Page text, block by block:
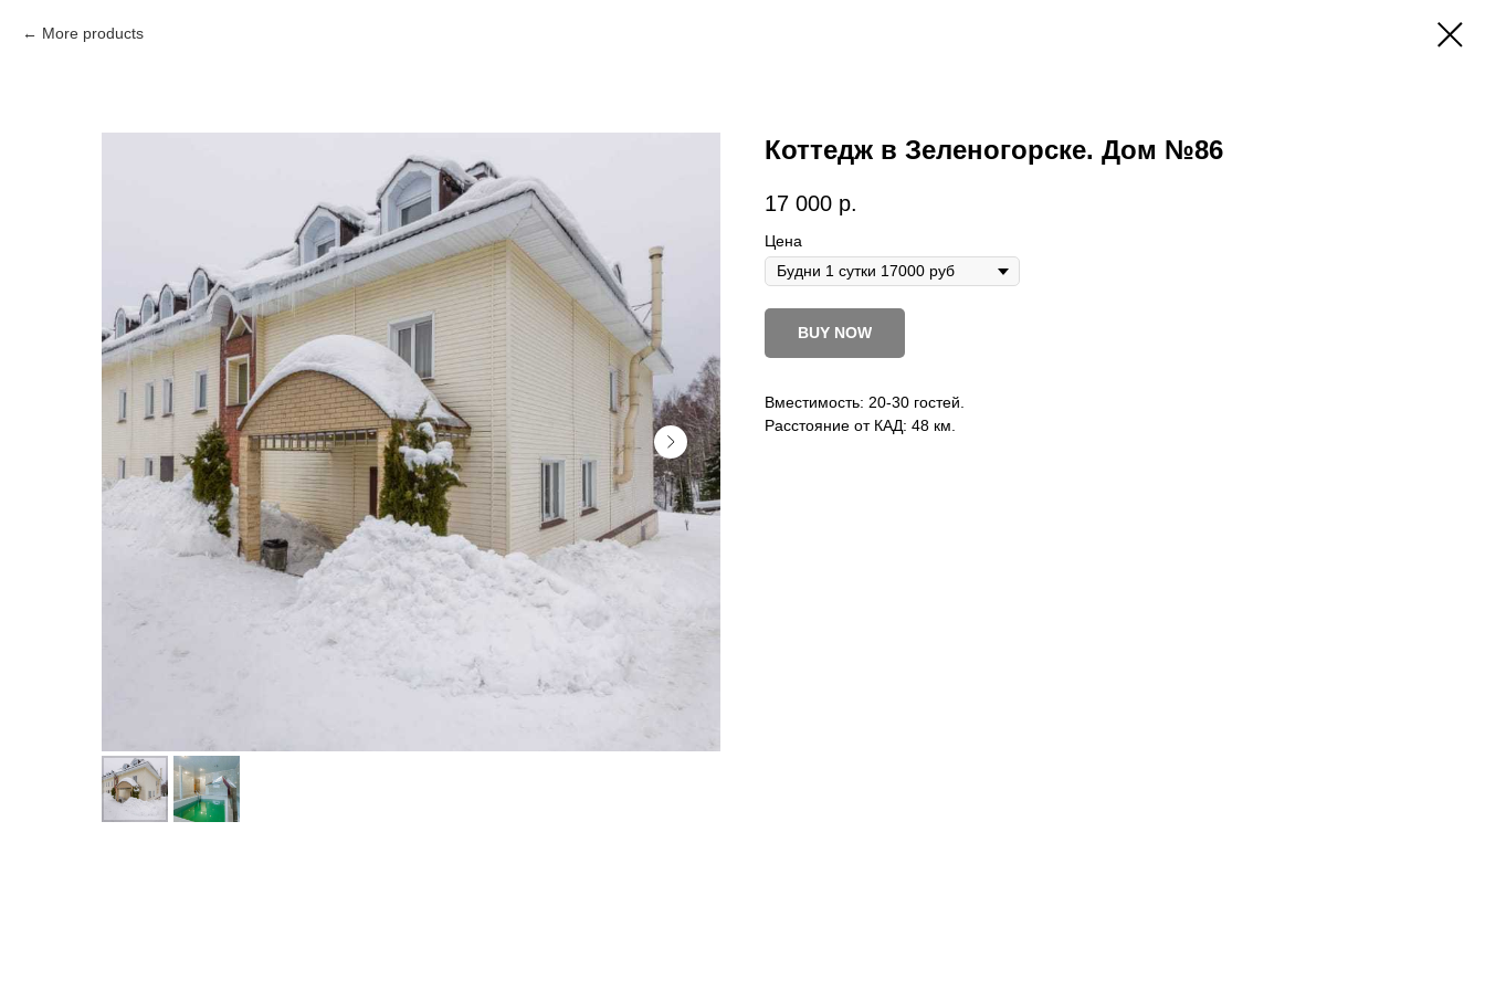
More products
Коттедж в Зеленогорске. Дом №86
17 000 р.
Цена
BUY NOW
Вместимость: 20-30 гостей.
Расстояние от КАД: 48 км.